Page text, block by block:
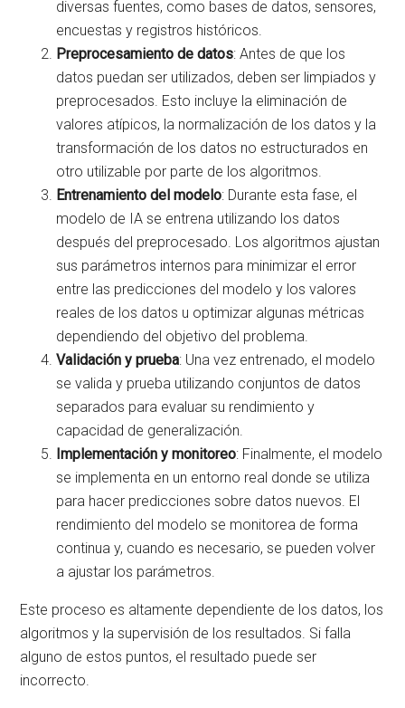
diversas fuentes, como bases de datos, sensores,
encuestas y registros históricos.
Preprocesamiento de datos: Antes de que los
datos puedan ser utilizados, deben ser limpiados y
preprocesados. Esto incluye la eliminación de
valores atípicos, la normalización de los datos y la
transformación de los datos no estructurados en
otro utilizable por parte de los algoritmos.
Entrenamiento del modelo: Durante esta fase, el
modelo de IA se entrena utilizando los datos
después del preprocesado. Los algoritmos ajustan
sus parámetros internos para minimizar el error
entre las predicciones del modelo y los valores
reales de los datos u optimizar algunas métricas
dependiendo del objetivo del problema.
Validación y prueba: Una vez entrenado, el modelo
se valida y prueba utilizando conjuntos de datos
separados para evaluar su rendimiento y
capacidad de generalización.
Implementación y monitoreo: Finalmente, el modelo
se implementa en un entorno real donde se utiliza
para hacer predicciones sobre datos nuevos. El
rendimiento del modelo se monitorea de forma
continua y, cuando es necesario, se pueden volver
a ajustar los parámetros.
Este proceso es altamente dependiente de los datos, los
algoritmos y la supervisión de los resultados. Si falla
alguno de estos puntos, el resultado puede ser
incorrecto.